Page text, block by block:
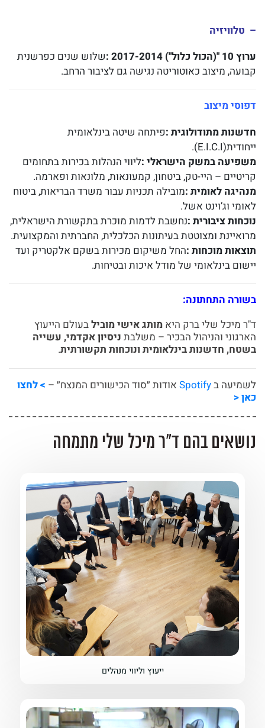
– טלוויזיה
ערוץ 10 "(הכול כלול"
) 2017-2014
:שלוש שנים כפרשנית
קבועה, מיצוב כאוטוריטה נגישה גם לציבור הרחב.
דפוסי מיצוב
חדשנות מתודולוגית :פיתחה שיטה בינלאומית
ייחודית(E.I.C.I).
משפיעה במשק הישראלי :ליווי הנהלות בכירות בתחומים
קריטיים – היי-טק, ביטחון, קמעונאות, מלונאות ופארמה.
מנהיגה לאומית :מובילה תכניות עבור משרד הבריאות, ביטוח
לאומי וג’וינט אשל.
נוכחות ציבורית :נחשבת לדמות מוכרת בתקשורת הישראלית,
מרואיינת ומצוטטת בעיתונות הכלכלית, החברתית והמקצועית.
תוצאות מוכחות :החל משיקום מכירות בשקם אלקטריק ועד
יישום בינלאומי של מודל איכות ובטיחות.
בשורה התחתונה:
ד"ר מיכל שלי ברק היא מותג אישי מובילבעולם הייעוץ
הארגוני והניהול הבכיר – משלבת ניסיוןאקדמי, עשייה
בשטח, חדשנות בינלאומית ונוכחות תקשורתית.
לשמיעה בSpotify אודות ״סוד הכישורים המנצח״ – > לחצו
כאן <
נושאים בהם ד״ר מיכל שלי מתמחה
ייעוץ וליווי מנהלים